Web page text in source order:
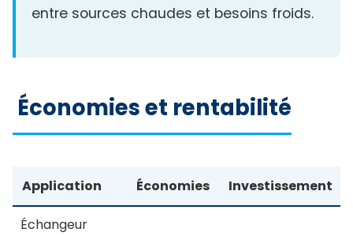
entre sources chaudes et besoins froids.
Économies et rentabilité
Application Économies Investissement
Échangeur